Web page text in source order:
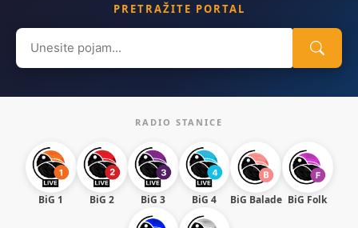
PRETRAŽITE PORTAL
Search
for:
RADIO STANICE
BiG 1 BiG 2 BiG 3 BiG 4 BiG Balade BiG Folk